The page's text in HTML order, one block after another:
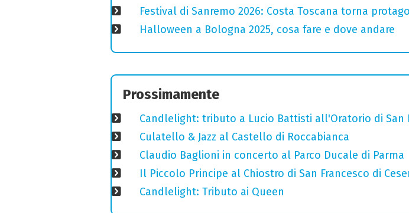
Festival di Sanremo 2026: Costa Toscana torna
Halloween a Bologna 2025, cosa fare e dove andare
Prossimamente
Candlelight: tributo a Lucio Battisti all'Oratorio di San
Culatello & Jazz al Castello di Roccabianca
Claudio Baglioni in concerto al Parco Ducale di Parma
Il Piccolo Principe al Chiostro di San Francesco di
Candlelight: Tributo ai Queen